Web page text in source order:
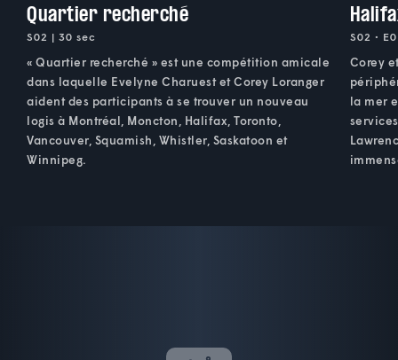
Quartier recherché
S02 | 30 sec
« Quartier recherché » est une compétition amicale
dans laquelle Evelyne Charuest et Corey Loranger
aident des participants à se trouver un nouveau
logis à Montréal, Moncton, Halifax, Toronto,
Vancouver, Squamish, Whistler, Saskatoon et
Winnipeg.
S02 •
Corey
la mer